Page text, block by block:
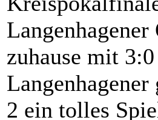
zuhause mit
2 ein tolles